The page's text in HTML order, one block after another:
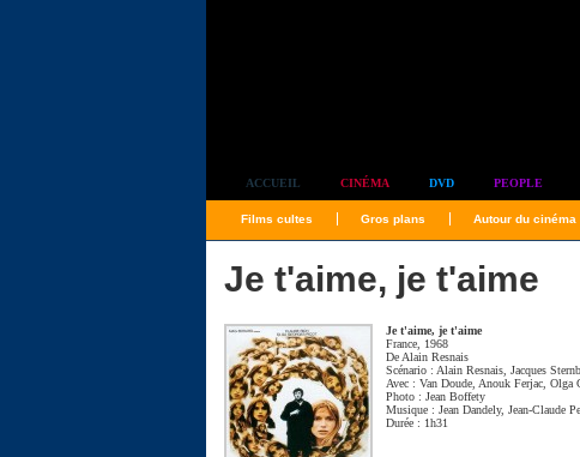
ACCUEIL CINÉMA DVD PEOPLE
Films cultes Gros plans Autour du cinéma
Je t'aime, je t'aime
Je t'aime, je t'aime
France, 1968
De Alain Resnais
Scénario : Alain Resnais ,Jacques
Avec :Van Doude Anouk Ferjac ,Olga
Photo :Jean Boffety
Musique :Jean Dandely,Jean-Claude
Durée : 1h31